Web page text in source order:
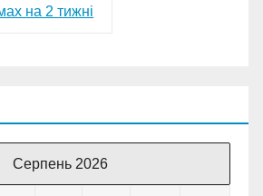
Серпень 2026